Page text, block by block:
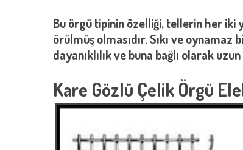
Bu örgü tipinin özelliği, tellerin her iki
örülmüş olmasıdır. Sıkı ve
dayanıklılık ve buna bağlı olarak
Kare Gözlü Çelik Örgü